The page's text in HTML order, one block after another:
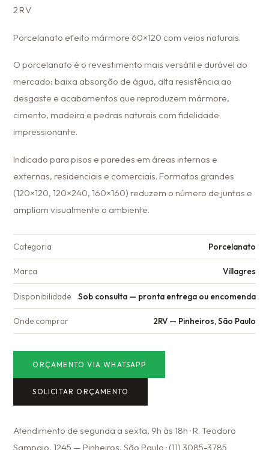
2RV
Porcelanato efeito mármore 60×120 com veios naturais.
O porcelanato é o revestimento mais versátil e durável do
mercado: baixa absorção de água, alta resistência ao
desgaste e acabamentos que reproduzem mármore,
cimento, madeira e pedras naturais com fidelidade
impressionante.
Indicado para pisos e paredes em áreas internas e
externas, residenciais e comerciais. Formatos grandes
(120×120, 120×240, 160×160) reduzem o número de juntas e
ampliam visualmente o ambiente.
Categoria Porcelanato
Marca Villagres
Disponibilidade Sob consulta — pronta entrega ou encomenda
Onde comprar 2RV — Pinheiros, São Paulo
ORÇAMENTO VIA WHATSAPP
SOLICITAR ORÇAMENTO
Atendimento de segunda a sexta, 9h às 18h · R. Teodoro
Sampaio, 1245 — Pinheiros, São Paulo · (11) 3085-3785